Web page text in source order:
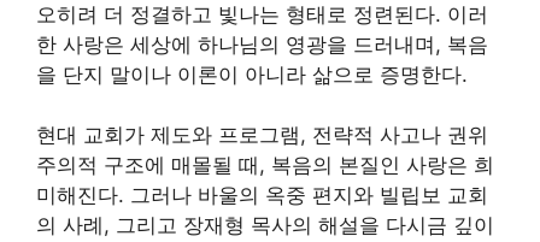
오히려 더 정결하고 빛나는 형태로 정련된다. 이러
한 사랑은 세상에 하나님의 영광을 드러내며, 복음
을 단지 말이나 이론이 아니라 삶으로 증명한다.
현대 교회가 제도와 프로그램, 전략적 사고나 권위
주의적 구조에 매몰될 때, 복음의 본질인 사랑은 희
미해진다. 그러나 바울의 옥중 편지와 빌립보 교회
의 사례, 그리고 장재형 목사의 해설을 다시금 깊이